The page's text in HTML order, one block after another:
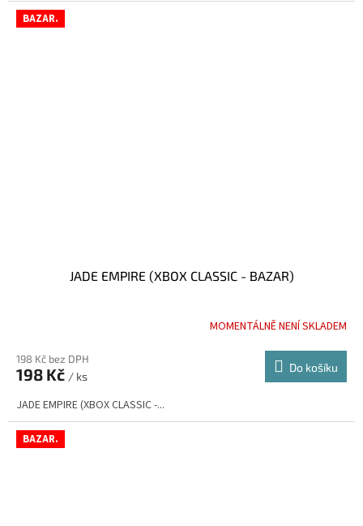
BAZAR.
JADE EMPIRE (XBOX CLASSIC - BAZAR)
MOMENTÁLNĚ NENÍ SKLADEM
198 Kč bez DPH
198 Kč / ks
Do košíku
JADE EMPIRE (XBOX CLASSIC -...
BAZAR.